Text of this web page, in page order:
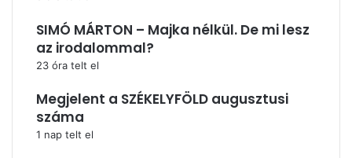
SIMÓ MÁRTON – Majka nélkül. De mi lesz
az irodalommal?
23 óra telt el
Megjelent a SZÉKELYFÖLD augusztusi
száma
1 nap telt el